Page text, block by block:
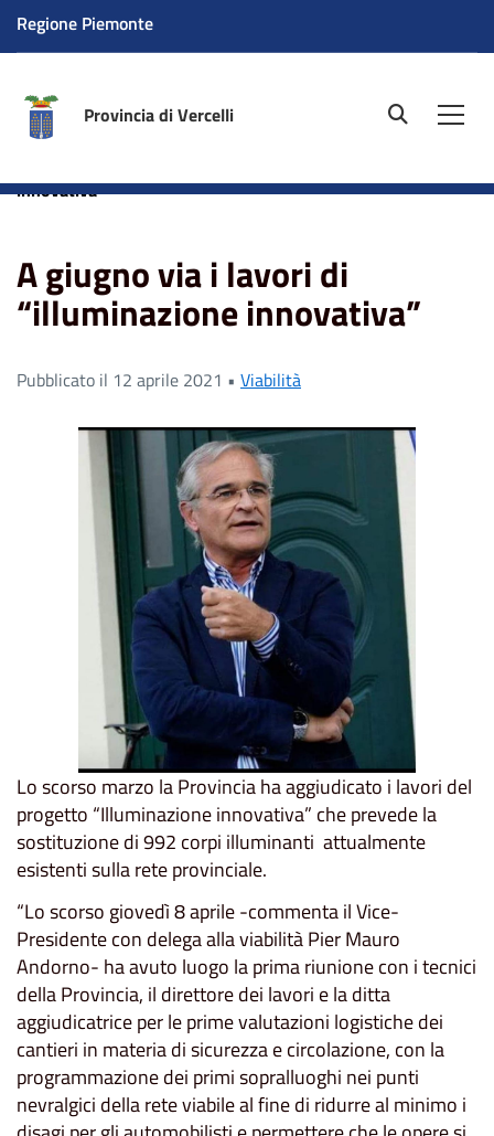
Regione Piemonte
Provincia di Vercelli site.searc
innovativa”
A giugno via i lavori di
“illuminazione innovativa”
Pubblicato il 12 aprile 2021 • Viabilità
Lo scorso marzo la Provincia ha aggiudicato i lavori del
progetto “Illuminazione innovativa” che prevede la
sostituzione di 992 corpi illuminanti attualmente
esistenti sulla rete provinciale.
“Lo scorso giovedì 8 aprile -commenta il Vice-
Presidente con delega alla viabilità Pier Mauro
Andorno- ha avuto luogo la prima riunione con i tecnici
della Provincia, il direttore dei lavori e la ditta
aggiudicatrice per le prime valutazioni logistiche dei
cantieri in materia di sicurezza e circolazione, con la
programmazione dei primi sopralluoghi nei punti
nevralgici della rete viabile al fine di ridurre al minimo i